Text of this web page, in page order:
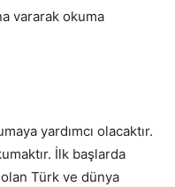
vararak okuma
yardımcı olacaktır.
İlk başlarda
Türk ve dünya